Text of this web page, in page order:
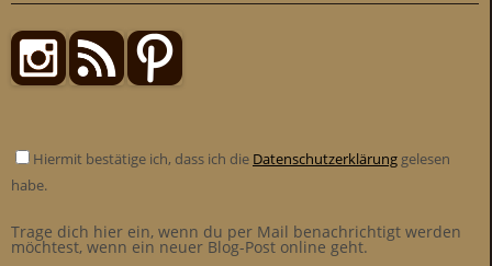
Hiermit bestätige ich, dass ich die Datenschutzerklärung gelesen
habe.
Trage dich hier ein, wenn du per Mail benachrichtigt werden
möchtest, wenn ein neuer Blog-Post online geht.